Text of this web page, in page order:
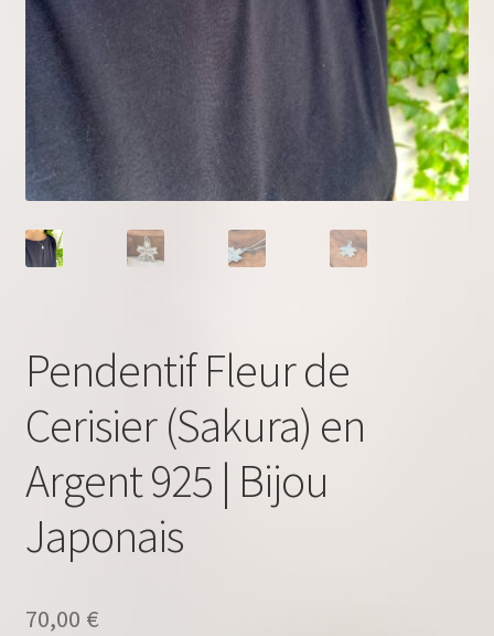
Pendentif Fleur de
Cerisier (Sakura) en
Argent 925 | Bijou
Japonais
70,00 €